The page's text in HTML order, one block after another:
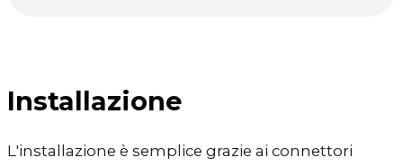
Installazione
L'installazione è semplice grazie ai connettori